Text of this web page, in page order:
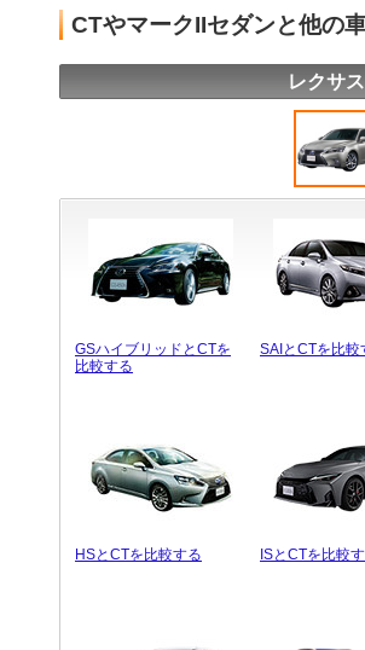
CTやマークIIセダンと他の
レクサ
GSハイブリッドとCTを
比較する
SAIとCTを比較
HSとCTを比較する ISとCTを比較